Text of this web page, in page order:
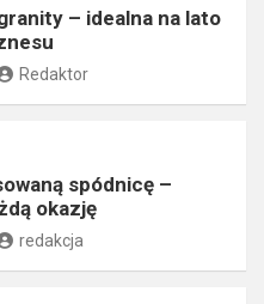
– idealna na lato
Redaktor
spódnicę –
okazję
redakcja